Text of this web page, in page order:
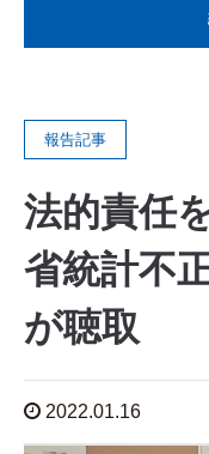
報告記事
法的責任
省統計不
が聴取
2022.01.16